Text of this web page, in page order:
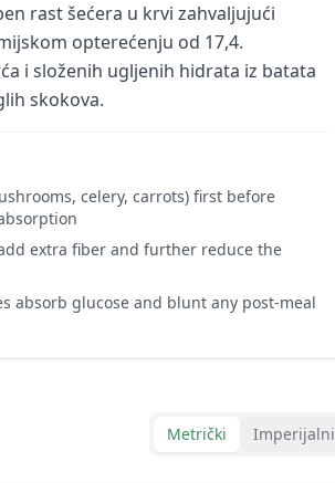
rast šećera u krvi zahvaljujući
opterećenju od 17,4.
i složenih ugljenih hidrata iz batata
skokova.
celery, carrots) first before
extra fiber and further reduce the
absorb glucose and blunt any post-meal
Metrički Imperijalni